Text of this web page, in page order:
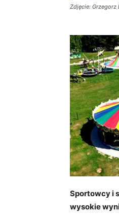
Zdjęcie: Grzegorz
Sportowcy i
wysokie